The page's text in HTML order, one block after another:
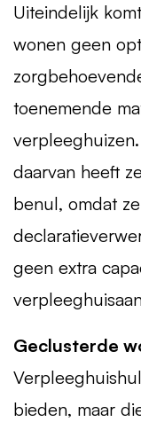
Uiteindelijk
wonen geen
toenemende
daarvan heeft
benul, omdat
geen extra
Geclusterde
bieden, maar